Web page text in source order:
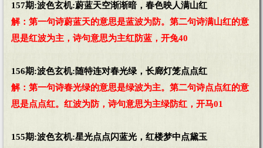
157期:波色玄机:蔚蓝天空渐渐暗，春色映人满山红
解：第一句诗蔚蓝天的意思是蓝波为防。第二句诗满山红的意
思是红波为主，诗句意思为主红防蓝，开兔40
156期:波色玄机:随特连对春光绿，长廊灯笼点点红
解：第一句诗春光绿的意思是绿波为主。第二句诗点点红的意
思是点点红。红波为防，诗句意思为主绿防红，开马01
155期:波色玄机:星光点点闪蓝光，红楼梦中点黛玉